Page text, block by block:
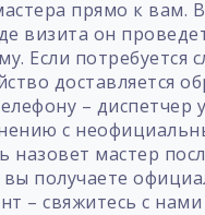
прямо к вам.
визита он
Если
доставляется
–
с
мастер
получаете
– свяжитесь с нами